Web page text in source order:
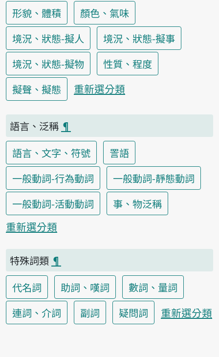
形貌、體積
顏色、氣味
境況、狀態-擬人
境況、狀態-擬事
境況、狀態-擬物
性質、程度
擬聲、擬態
重新選分類
語言、泛稱 ¶
語言、文字、符號
詈語
一般動詞-行為動詞
一般動詞-靜態動詞
一般動詞-活動動詞
事、物泛稱
重新選分類
特殊詞類 ¶
代名詞
助詞、嘆詞
數詞、量詞
連詞、介詞
副詞 疑問詞 重新選分類